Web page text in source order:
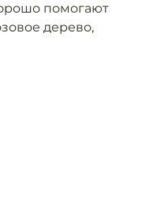
помогают
дерево,